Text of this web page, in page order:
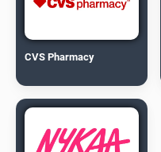
CVS Pharmacy